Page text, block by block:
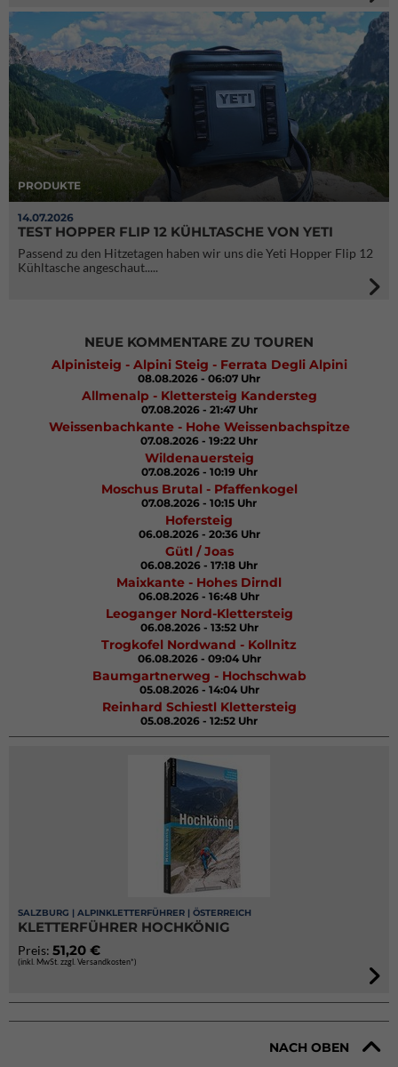
PRODUKTE
14.07.2026
TEST HOPPER FLIP 12 KÜHLTASCHE VON YETI
Passend zu den Hitzetagen haben wir uns die Yeti Hopper Flip 12
Kühltasche angeschaut.....
NEUE KOMMENTARE ZU TOUREN
Alpinisteig - Alpini Steig - Ferrata Degli Alpini
08.08.2026 - 06:07 Uhr
Allmenalp - Klettersteig Kandersteg
07.08.2026 - 21:47 Uhr
Weissenbachkante - Hohe Weissenbachspitze
07.08.2026 - 19:22 Uhr
Wildenauersteig
07.08.2026 - 10:19 Uhr
Moschus Brutal - Pfaffenkogel
07.08.2026 - 10:15 Uhr
Hofersteig
06.08.2026 - 20:36 Uhr
Gütl / Joas
06.08.2026 - 17:18 Uhr
Maixkante - Hohes Dirndl
06.08.2026 - 16:48 Uhr
Leoganger Nord-Klettersteig
06.08.2026 - 13:52 Uhr
Trogkofel Nordwand - Kollnitz
06.08.2026 - 09:04 Uhr
Baumgartnerweg - Hochschwab
05.08.2026 - 14:04 Uhr
Reinhard Schiestl Klettersteig
05.08.2026 - 12:52 Uhr
SALZBURG | ALPINKLETTERFÜHRER | ÖSTERREICH
KLETTERFÜHRER HOCHKÖNIG
Preis: 51,20 €
(inkl. MwSt. zzgl. Versandkosten*)
NACH OBEN